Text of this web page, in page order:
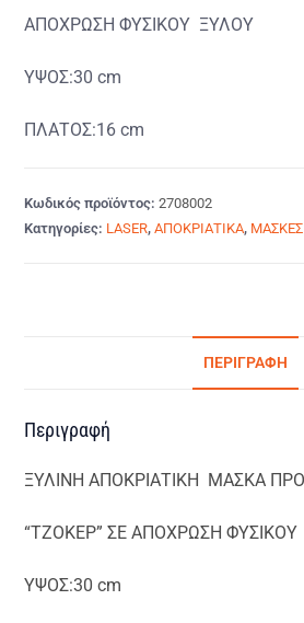
ΑΠΟΧΡΩΣΗ ΦΥΣΙΚΟΥ ΞΥΛΟΥ
ΥΨΟΣ:30 cm
ΠΛΑΤΟΣ:16 cm
Κωδικός προϊόντος:2708002
Κατηγορίες: LASER,ΑΠΟΚΡΙΑΤΙΚΑ,
ΠΕΡΙΓΡΑΦΉ
Περιγραφή
ΞΥΛΙΝΗ ΑΠΟΚΡΙΑΤΙΚΗ ΜΑΣΚΑ
“ΤΖΟΚΕΡ” ΣΕ ΑΠΟΧΡΩΣΗ
ΥΨΟΣ:30 cm